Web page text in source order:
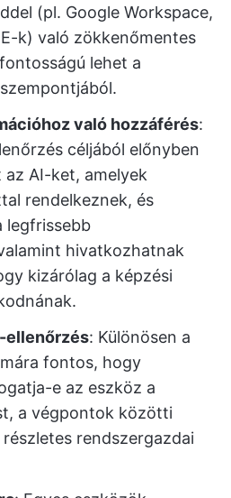
(pl. Google Workspace,
k) való zökkenőmentes
lehet a
való hozzáférés:
céljából előnyben
AI-ket, amelyek
rendelkeznek, és
legfrissebb
hivatkozhatnak
kizárólag a képzési
ellenőrzés: Különösen a
fontos, hogy
e az eszköz a
a végpontok közötti
rendszergazdai